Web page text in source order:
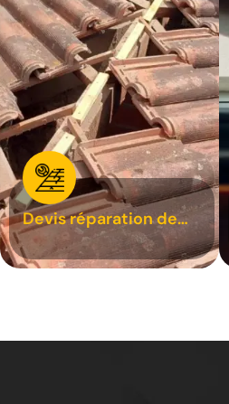
Devis réparation de
toiture 31